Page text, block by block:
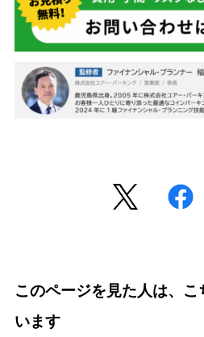
このページを見た人は、
います